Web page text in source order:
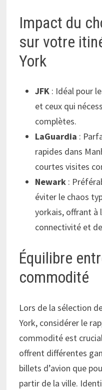
Impact du
sur votre
York
JFK : Idéal pour
et ceux qui
complètes.
LaGuardia :
rapides dans
courtes visites
Newark :
éviter le chaos
yorkais, offrant à
connectivité et
Équilibre
commodité
Lors de la sélection
York, considérer le
commodité est
offrent différentes
billets d’avion que
partir de la ville.